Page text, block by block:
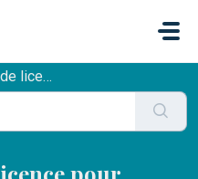
sur le site web d...